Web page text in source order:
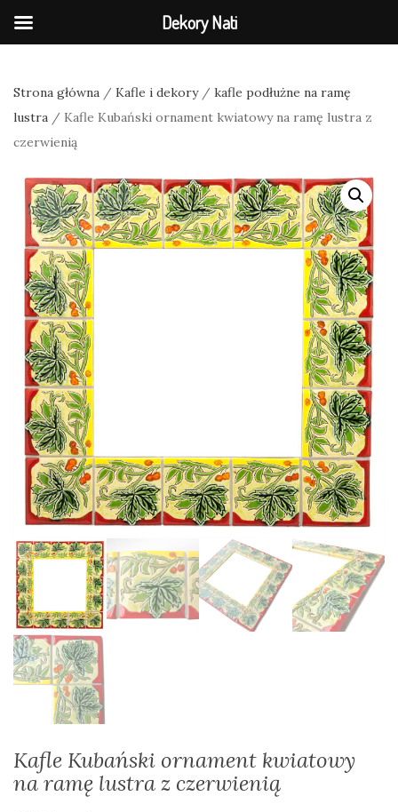
Strona główna / Kafle i dekory/ kafle podłużne na ramę
lustra / Kafle Kubański ornament kwiatowy na ramę lustra z
czerwienią
Kafle Kubański ornament kwiatowy
na ramę lustra z czerwienią
Dekory Nati